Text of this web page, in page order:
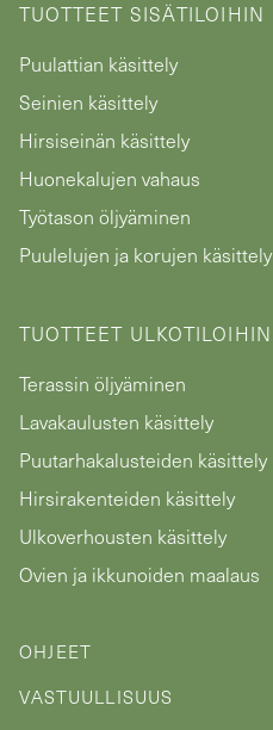
TUOTTEET SISÄTILOIHIN
Puulattian käsittely
Seinien käsittely
Hirsiseinän käsittely
Huonekalujen vahaus
Työtason öljyäminen
Puulelujen ja korujen käsittely
TUOTTEET ULKOTILOIHIN
Terassin öljyäminen
Lavakaulusten käsittely
Puutarhakalusteiden käsittely
Hirsirakenteiden käsittely
Ulkoverhousten käsittely
Ovien ja ikkunoiden maalaus
OHJEET
VASTUULLISUUS